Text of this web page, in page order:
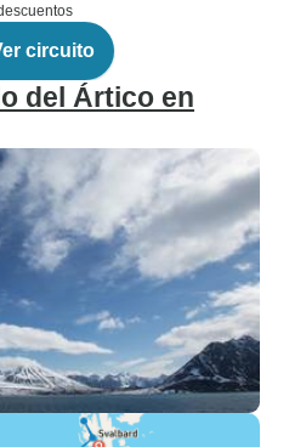
circuito
del Ártico en